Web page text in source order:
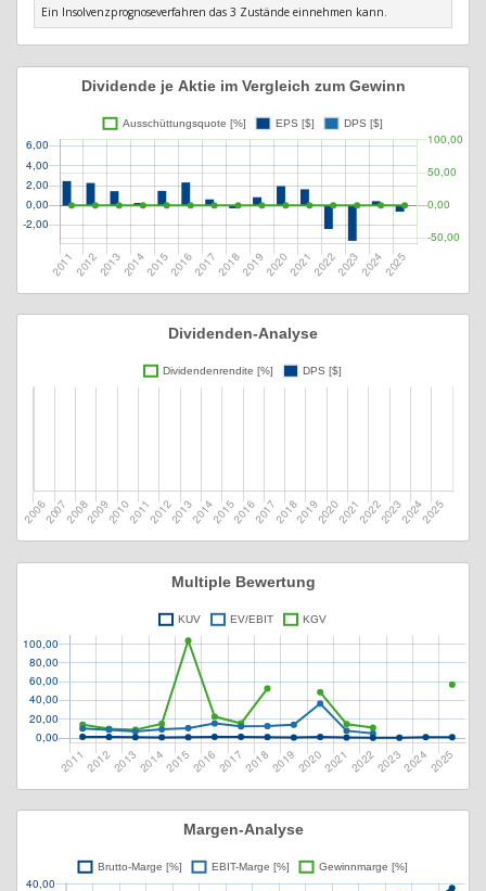
Ein Insolvenzprognoseverfahren das 3 Zustände einnehmen kann.